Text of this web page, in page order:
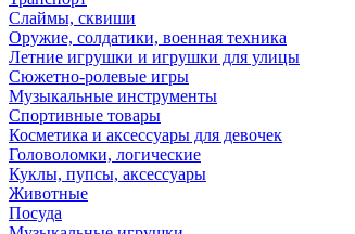
Слаймы, сквиши
Оружие, солдатики, военная техника
Летние игрушки и игрушки для улицы
Сюжетно-ролевые игры
Музыкальные инструменты
Спортивные товары
Косметика и аксессуары для девочек
Головоломки, логические
Куклы, пупсы, аксессуары
Животные
Посуда